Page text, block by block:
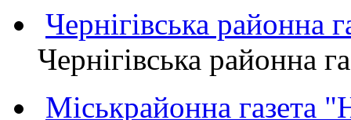
Чернігівська
Чернігівська
Міськрайонна